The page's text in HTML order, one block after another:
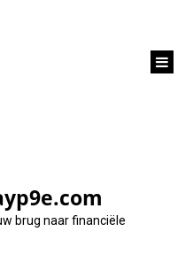
brug naar financiële
een